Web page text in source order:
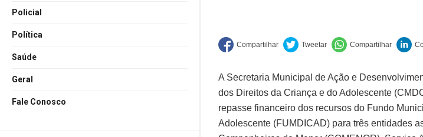
Policial
Política
Saúde
Geral
Fale Conosco
A Secretaria Municipal de Ação e
dos Direitos da Criança e do Adolescente
repasse financeiro dos recursos do Fundo
Adolescente (FUMDICAD) para três entidades